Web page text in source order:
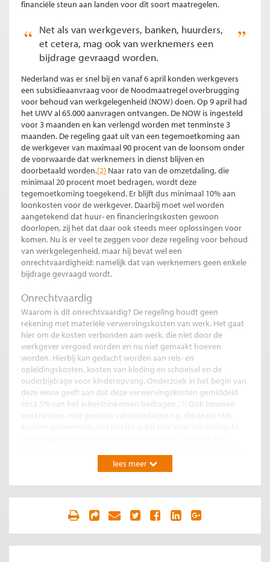
financiële steun aan landen voor dit soort maatregelen.
Net als van werkgevers, banken, huurders,
et cetera, mag ook van werknemers een
bijdrage gevraagd worden.
Nederland was er snel bij en vanaf 6 april konden werkgevers
een subsidieaanvraag voor de Noodmaatregel overbrugging
voor behoud van werkgelegenheid (NOW) doen. Op 9 april had
het UWV al 65.000 aanvragen ontvangen. De NOW is ingesteld
voor 3 maanden en kan verlengd worden met tenminste 3
maanden. De regeling gaat uit van een tegemoetkoming aan
de werkgever van maximaal 90 procent van de loonsom onder
de voorwaarde dat werknemers in dienst blijven en
doorbetaald worden.[2] Naar rato van de omzetdaling, die
minimaal 20 procent moet bedragen, wordt deze
tegemoetkoming toegekend. Er blijft dus minimaal 10% aan
loonkosten voor de werkgever. Daarbij moet wel worden
aangetekend dat huur- en financieringskosten gewoon
doorlopen, zij het dat daar ook steeds meer oplossingen voor
komen. Nu is er veel te zeggen voor deze regeling voor behoud
van werkgelegenheid, maar hij bevat wel een
onrechtvaardigheid: namelijk dat van werknemers geen enkele
bijdrage gevraagd wordt.
Onrechtvaardig
Waarom is dit onrechtvaardig? De regeling houdt geen
rekening met materiële verwervingskosten van werk. Het gaat
hier om de kosten verbonden aan werk, die niet door de
werkgever vergoed worden en nu niet gemaakt hoeven
worden. Hierbij kan gedacht worden aan reis- en
opleidingskosten, kosten van kleding en schoeisel en de
ouderbijdrage voor kinderopvang. Onderzoek in het begin van
deze eeuw geeft aan dat deze verwervingskosten gemiddeld
circa 5% van het arbeidsinkomen bedragen.[3] Ook bouwen
werknemers nog gewoon vakantiedagen op, die ze nu niet
van circa 4.800 euro geldend voor andere uitkeringen wordt tot
90% gecompenseerd.[4]Nadat er discussie is ontstaan dat dit
zelfs voor loon boven de Balkenende norm geldt, is in het
uitvoeringsbesluit afgesproken dat er een grens is van 9.600
Het valt dan ook moeilijk te begrijpen waarom bij deze subsidie
lees meer